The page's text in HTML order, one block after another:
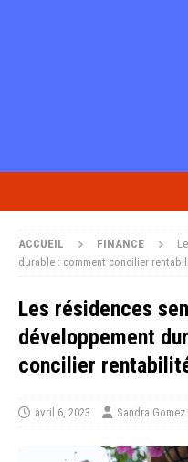
ACCUEIL FINANCE
durable : comment concilier
Les résidences
développement
concilier
avril 6, 2023 Sandra Gomez